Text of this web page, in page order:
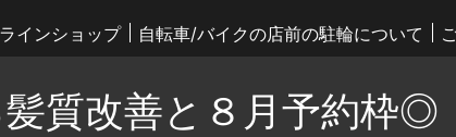
インショップ 自転車/バイクの店前の駐輪について
質改善と８月予約枠◎